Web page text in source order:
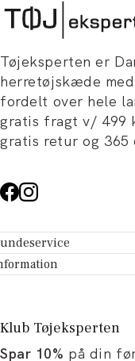
Tøjeksperten er
herretøjskæde
fordelt over hele
gratis fragt v/ 499
gratis retur og 365
-
dit køb
Tøjeksperten
og artikler
Klub Tøjeksperten
Spar 10% på din